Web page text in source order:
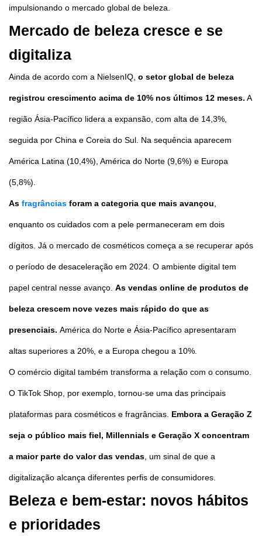
impulsionando o mercado global de beleza.
Mercado de beleza cresce e se
digitaliza
Ainda de acordo com a NielsenIQ, o setor global de beleza
registrou crescimento acima de 10% nos últimos 12 meses. A
região Ásia-Pacífico lidera a expansão, com alta de 14,3%,
seguida por China e Coreia do Sul. Na sequência aparecem
América Latina (10,4%), América do Norte (9,6%) e Europa
(5,8%).
As fragrâncias foram a categoria que mais avançou
enquanto os cuidados com a pele permaneceram em dois
dígitos. Já o mercado de cosméticos começa a se recuperar após
o período de desaceleração em 2024. O ambiente digital tem
papel central nesse avanço. As vendas online de produtos de
beleza crescem nove vezes mais rápido do que as
presenciais. América do Norte e Ásia-Pacífico apresentaram
altas superiores a 20%, e a Europa chegou a 10%.
O comércio digital também transforma a relação com o consumo.
O TikTok Shop, por exemplo, tornou-se uma das principais
plataformas para cosméticos e fragrâncias. Embora a Geração Z
seja o público mais fiel, Millennials e Geração X concentram
a maior parte do valor das vendas , um sinal de que a
digitalização alcança diferentes perfis de consumidores.
Beleza e bem-estar: novos hábitos
e prioridades